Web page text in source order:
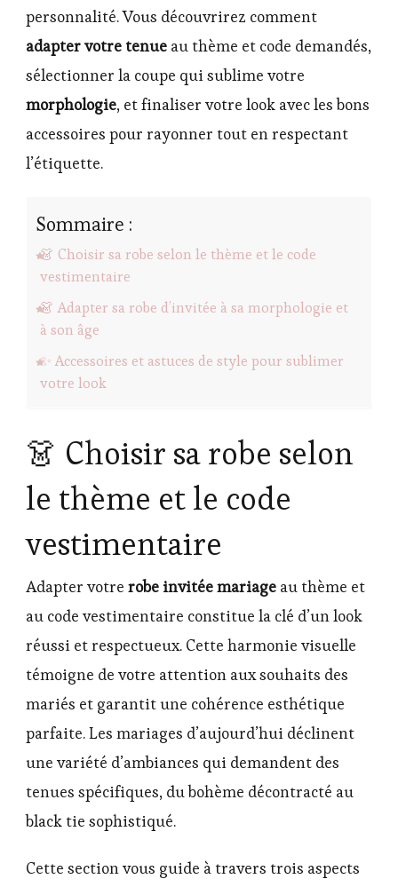
personnalité. Vous découvrirez comment
adapter votre tenue au thème et code demandés,
sélectionner la coupe qui sublime votre
morphologie, et finaliser votre look avec les bons
accessoires pour rayonner tout en respectant
l’étiquette.
Sommaire :
👗 Choisir sa robe selon le thème et le code
vestimentaire
👗 Adapter sa robe d’invitée à sa morphologie et
à son âge
✨ Accessoires et astuces de style pour sublimer
votre look
👗 Choisir sa robe selon
le thème et le code
vestimentaire
Adapter votre robe invitée mariage au thème et
au code vestimentaire constitue la clé d’un look
réussi et respectueux. Cette harmonie visuelle
témoigne de votre attention aux souhaits des
mariés et garantit une cohérence esthétique
parfaite. Les mariages d’aujourd’hui déclinent
une variété d’ambiances qui demandent des
tenues spécifiques, du bohème décontracté au
black tie sophistiqué.
Cette section vous guide à travers trois aspects